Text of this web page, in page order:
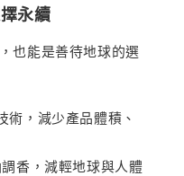
永續
也能是善待地球的選
，減少產品體積、
香，減輕地球與人體